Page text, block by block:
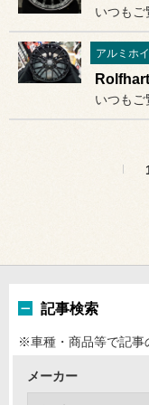
いつもご
アルミホ
いつもご
記事検索
※車種・商品等で記事
メーカー